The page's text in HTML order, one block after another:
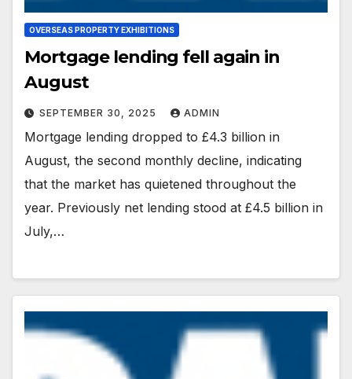
OVERSEAS PROPERTY EXHIBITIONS
Mortgage lending fell again in
August
SEPTEMBER 30, 2025 ADMIN
Mortgage lending dropped to £4.3 billion in
August, the second monthly decline, indicating
that the market has quietened throughout the
year. Previously net lending stood at £4.5 billion in
July,…